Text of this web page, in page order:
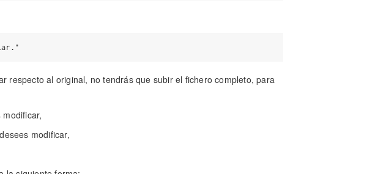
respecto al original, no tendrás que subir el fichero completo, para
modificar,